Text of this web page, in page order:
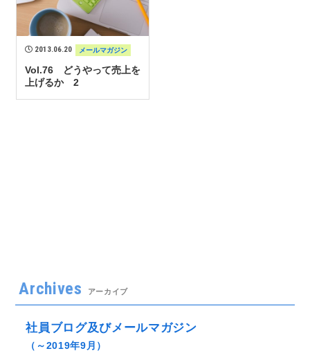
2013.06.20 メールマガジン
Vol.76 どうやって売上を
上げるか 2
Archives アーカイブ
社員ブログ及びメールマガジン
（～2019年9月）